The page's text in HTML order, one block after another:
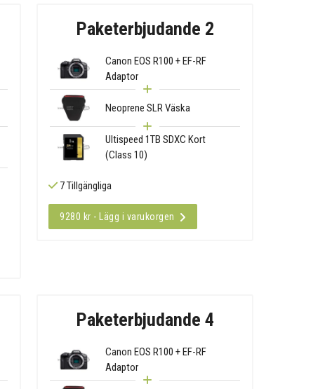
Paketerbjudande 2
Canon EOS R100 + EF-RF
Adaptor
Neoprene SLR Väska
Ultispeed 1TB SDXC Kort
(Class 10)
7 Tillgängliga
9280 kr - Lägg i varukorgen
Paketerbjudande 4
Canon EOS R100 + EF-RF
Adaptor